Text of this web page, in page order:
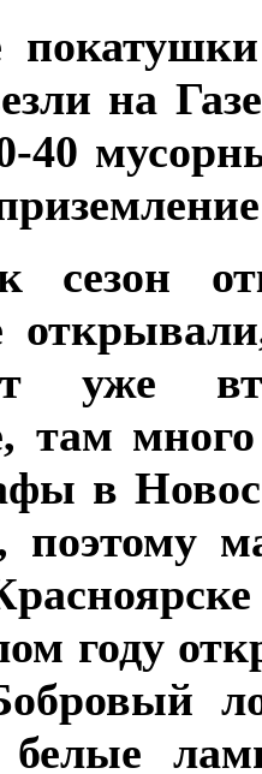
на
40
сезон
уже
там
в
поэтому
году
белые